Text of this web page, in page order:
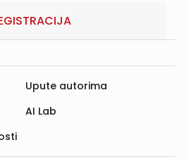
Upute autorima
AI Lab